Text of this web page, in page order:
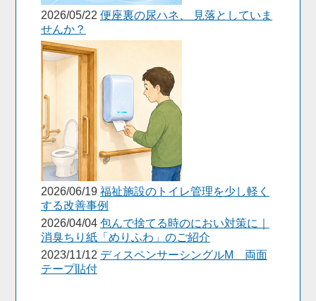
2026/05/22 便座裏の尿ハネ、 見落としていま
せんか？
2026/06/19 福祉施設のトイレ管理を少し軽く
する改善事例
2026/04/04 包んで捨てる時のにおい対策に｜
消臭ちり紙「めりふわ」のご紹介
2023/11/12 ディスペンサーシングルM 両面
テープ貼付